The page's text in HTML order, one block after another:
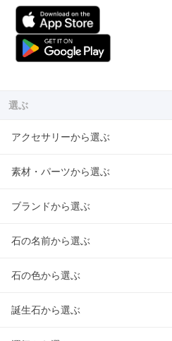
選ぶ
アクセサリーから選ぶ
素材・パーツから選ぶ
ブランドから選ぶ
石の名前から選ぶ
石の色から選ぶ
誕生石から選ぶ